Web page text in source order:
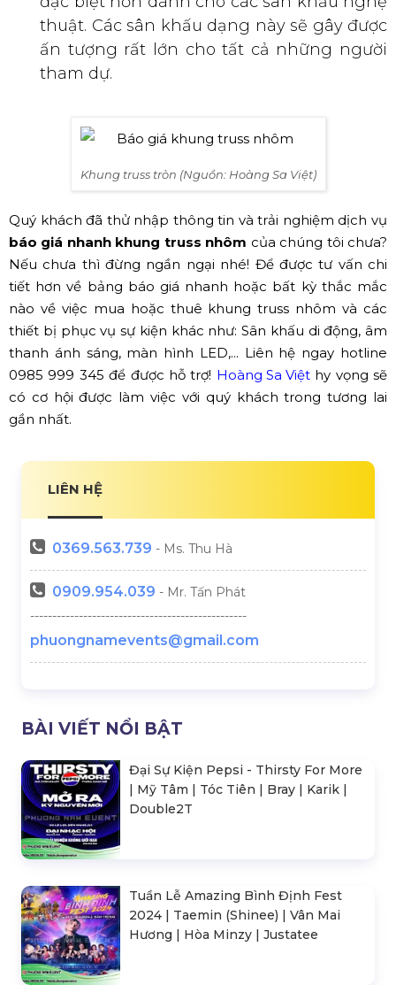
thuật. Các sân khấu dạng này sẽ gây được
ấn tượng rất lớn cho tất cả những người
tham dự.
Khung truss tròn (Nguồn: Hoàng Sa Việt)
Quý khách đã thử nhập thông tin và trải nghiệm dịch vụ
báo giá nhanh khung truss nhôm của chúng tôi chưa?
Nếu chưa thì đừng ngần ngại nhé! Để được tư vấn chi
tiết hơn về bảng báo giá nhanh hoặc bất kỳ thắc mắc
nào về việc mua hoặc thuê khung truss nhôm và các
thiết bị phục vụ sự kiện khác như: Sân khấu di động, âm
thanh ánh sáng, màn hình LED,... Liên hệ ngay hotline
0985 999 345 để được hỗ trợ! Hoàng Sa Việthy vọng sẽ
có cơ hội được làm việc với quý khách trong tương lai
gần nhất.
LIÊN HỆ
0369.563.739 - Ms. Thu Hà
0909.954.039 - Mr. Tấn Phát
-------------------------------------------------
phuongnamevents@gmail.com
BÀI VIẾT NỔI BẬT
Đại Sự Kiện Pepsi - Thirsty For More
| Mỹ Tâm | Tóc Tiên | Bray | Karik |
Double2T
Tuần Lễ Amazing Bình Định Fest
2024 | Taemin (Shinee) | Vân Mai
Hương | Hòa Minzy | Justatee